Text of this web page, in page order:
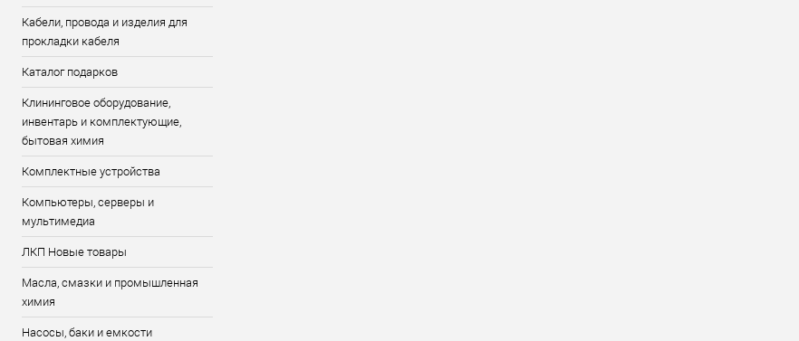
Кабели, провода и изделия для
прокладки кабеля
Каталог подарков
Клининговое оборудование,
инвентарь и комплектующие,
бытовая химия
Комплектные устройства
Компьютеры, серверы и
мультимедиа
ЛКП Новые товары
Масла, смазки и промышленная
химия
Насосы, баки и емкости